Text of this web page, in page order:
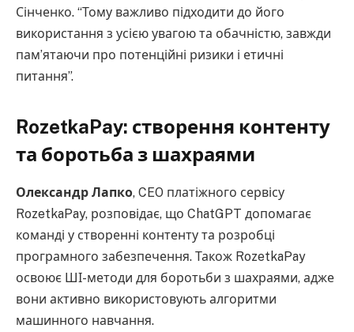
Сінченко. “Тому важливо підходити до його
використання з усією увагою та обачністю, завжди
пам’ятаючи про потенційні ризики і етичні
питання”.
RozetkaPay: створення контенту
та боротьба з шахраями
Олександр Лапко, CEO платіжного сервісу
RozetkaPay, розповідає, що ChatGPT допомагає
команді у створенні контенту та розробці
програмного забезпечення. Також RozetkaPay
освоює ШІ-методи для боротьби з шахраями, адже
вони активно використовують алгоритми
машинного навчання.